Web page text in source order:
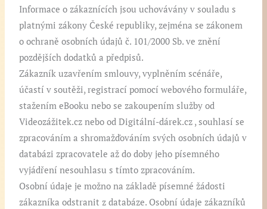
Informace o zákaznících jsou uchovávány v souladu s
platnými zákony České republiky, zejména se zákonem
o ochraně osobních údajů č. 101/2000 Sb. ve znění
pozdějších dodatků a předpisů.
Zákazník uzavřením smlouvy, vyplněním scénáře,
účastí v soutěži, registrací pomocí webového formuláře,
stažením eBooku nebo se zakoupením služby od
Videozážitek.cz nebo od Digitální-dárek.cz , souhlasí se
zpracováním a shromažďováním svých osobních údajů v
databázi zpracovatele až do doby jeho písemného
vyjádření nesouhlasu s tímto zpracováním.
Osobní údaje je možno na základě písemné žádosti
zákazníka odstranit z databáze. Osobní údaje zákazníků